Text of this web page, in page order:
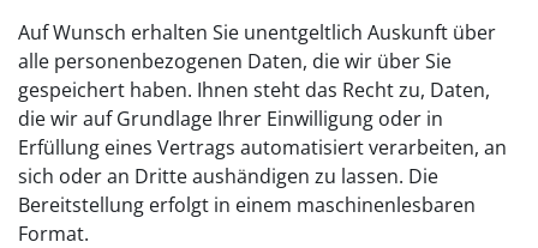
Auf Wunsch erhalten Sie unentgeltlich Auskunft über
alle personenbezogenen Daten, die wir über Sie
gespeichert haben. Ihnen steht das Recht zu, Daten,
die wir auf Grundlage Ihrer Einwilligung oder in
Erfüllung eines Vertrags automatisiert verarbeiten, an
sich oder an Dritte aushändigen zu lassen. Die
Bereitstellung erfolgt in einem maschinenlesbaren
Format.